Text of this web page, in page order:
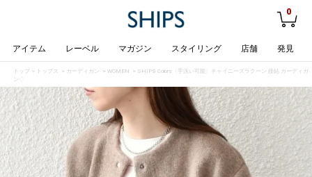
0
アイテム レーベル マガジン スタイリング 店舗 発見
トップ > トップス > カーディガン > WOMEN > SHIPS Colors:〈手洗い可能〉チャイニーズラクーン 接結 カーディガ
ン◇